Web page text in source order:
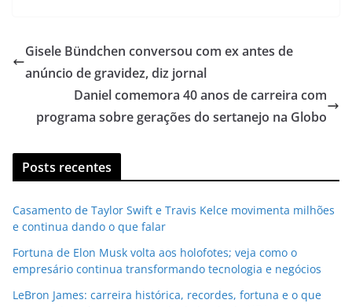
Gisele Bündchen conversou com ex antes de
anúncio de gravidez, diz jornal
Daniel comemora 40 anos de carreira com
programa sobre gerações do sertanejo na Globo
Posts recentes
Casamento de Taylor Swift e Travis Kelce movimenta milhões
e continua dando o que falar
Fortuna de Elon Musk volta aos holofotes; veja como o
empresário continua transformando tecnologia e negócios
LeBron James: carreira histórica, recordes, fortuna e o que